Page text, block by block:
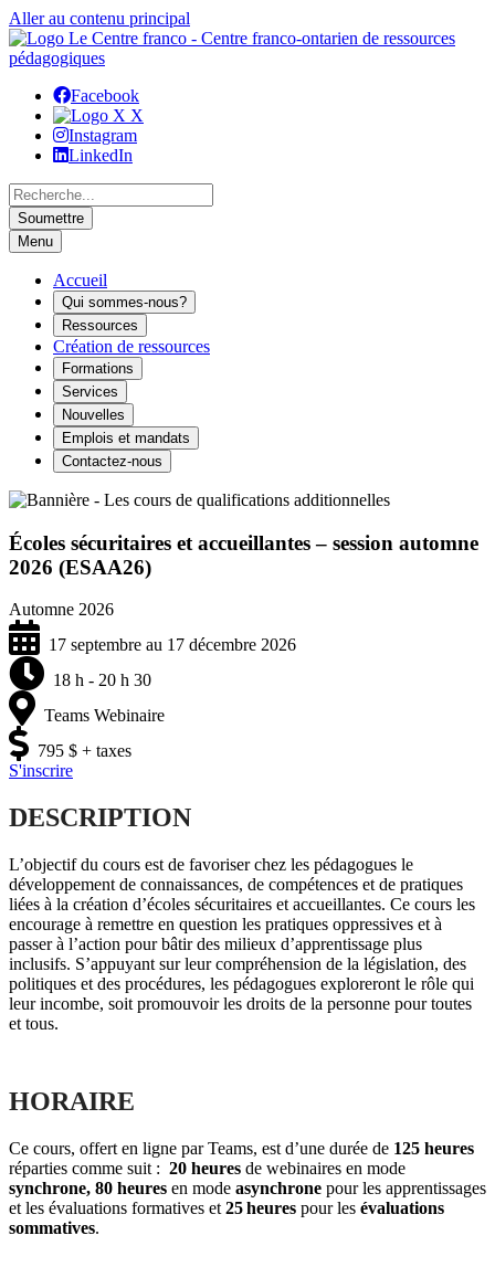
Aller au contenu principal
Facebook
X
Instagram
LinkedIn
Recherche
Menu
Accueil
Qui sommes-nous?
Ressources
Création de ressources
Formations
Services
Nouvelles
Emplois et mandats
Contactez-nous
Écoles sécuritaires et accueillantes – session automne
2026 (ESAA26)
Automne 2026
17 septembre au 17 décembre 2026
18 h - 20 h 30
Teams Webinaire
795 $ + taxes
S'inscrire
DESCRIPTION
L’objectif du cours est de favoriser chez les pédagogues le
développement de connaissances, de compétences et de pratiques
liées à la création d’écoles sécuritaires et accueillantes. Ce cours les
encourage à remettre en question les pratiques oppressives et à
passer à l’action pour bâtir des milieux d’apprentissage plus
inclusifs. S’appuyant sur leur compréhension de la législation, des
politiques et des procédures, les pédagogues exploreront le rôle qui
leur incombe, soit promouvoir les droits de la personne pour toutes
et tous.
HORAIRE
Ce cours, offert en ligne par Teams, est d’une durée de 125 heures
réparties comme suit : 20 heures de webinaires en mode
synchrone, 80 heures en mode asynchrone pour les apprentissages
et les évaluations formatives et 25 heures pour les évaluations
sommatives.